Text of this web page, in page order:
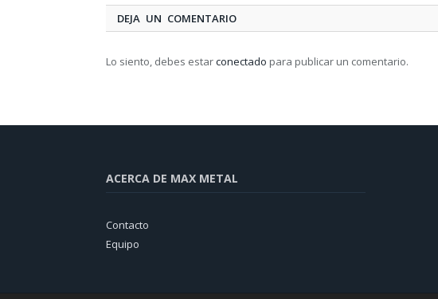
DEJA UN COMENTARIO
Lo siento, debes estarconectado para publicar un comentario.
ACERCA DE MAX METAL
Contacto
Equipo